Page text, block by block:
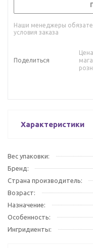
Наши менеджеры
условия заказа
Поделиться
Характеристики
Вес упаковки:
Бренд:
Страна производитель:
Возраст:
Назначение:
Особенность:
Ингридиенты: